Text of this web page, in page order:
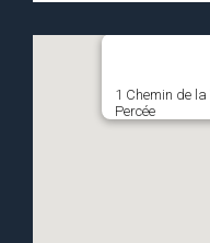
1 Chemin de
Percée